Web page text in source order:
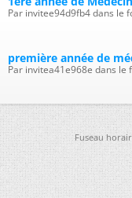
Par invitee94d9fb4 dans le
première année de
Par invitea41e968e dans le
Fuseau